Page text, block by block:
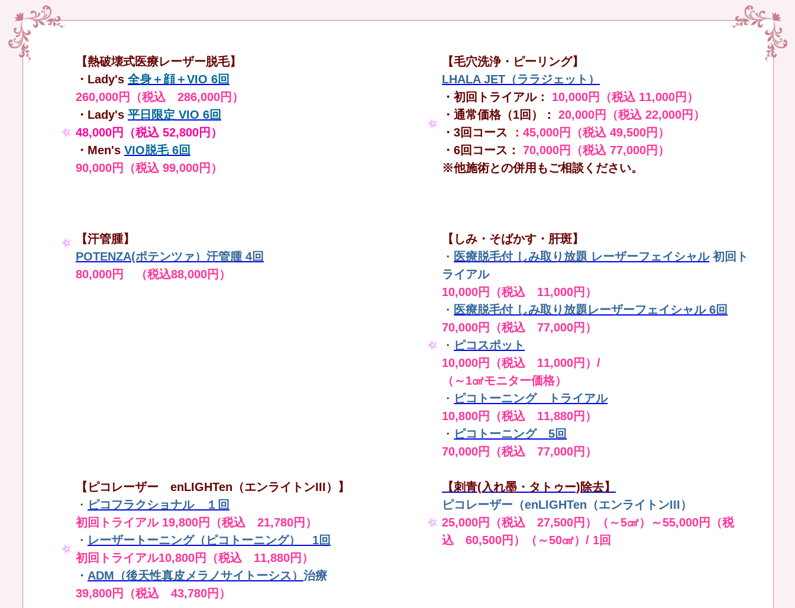
【熱破壊式医療レーザー脱毛】
・Lady's 全身＋顔＋VIO 6回
260,000円（税込 286,000円）
・Lady's 平日限定 VIO 6回
48,000円（税込 52,800円）
・Men's VIO脱毛 6回
90,000円（税込 99,000円）
【毛穴洗浄・ピーリング】
LHALA JET（ララジェット）
・初回トライアル： 10,000円（税込 11,000円）
・通常価格（1回）：
20,000円（税込 22,000円）
・3回コース ：45,000円（税込 49,500円）
・6回コース：
70,000円（税込 77,000円）
※他施術との併用もご相談ください。
【汗管腫】
POTENZA(ポテンツァ）汗管腫 4回
80,000円 （税込88,000円）
【しみ・そばかす・肝斑】
・ 医療脱毛付 しみ取り放題 レーザーフェイシャル 初回ト
ライアル
10,000円（税込 11,000円）
・ 医療脱毛付 しみ取り放題レーザーフェイシャル 6回
70,000円（税込 77,000円）
・ ピコスポット
10,000円（税込 11,000円）/
（～1㎠モニター価格）
・ ピコトーニング トライアル
10,800円（税込 11,880円）
・ ピコトーニング 5回
70,000円（税込 77,000円）
【ピコレーザー enLIGHTen（エンライトンIII）】
・ ピコフラクショナル １回
初回トライアル 19,800円（税込 21,780円）
・ レーザートーニング（ピコトーニング） 1回
初回トライアル10,800円（税込 11,880円）
・ ADM（後天性真皮メラノサイトーシス） 治療
39,800円（税込 43,780円）
【刺青(入れ墨・タトゥー)除去】
ピコレーザー（enLIGHTen（エンライトンIII）
25,000円（税込 27,500円）（～5㎠）～55,000円（税
込 60,500円）（～50㎠）/ 1回